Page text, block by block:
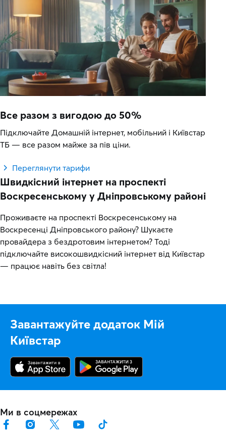
Все разом з вигодою до 50%
Підключайте Домашній інтернет, мобільний і Київстар
ТБ — все разом майже за пів ціни.
Переглянути тарифи
Швидкісний інтернет на проспекті
Воскресенському у Дніпровському районі
Проживаєте на проспекті Воскресенському на
Воскресенці Дніпровського району? Шукаєте
провайдера з бездротовим інтернетом? Тоді
підключайте високошвидкісний інтернет від Київстар
— працює навіть без світла!
Завантажуйте додаток Мій
Київстар
Ми в соцмережах